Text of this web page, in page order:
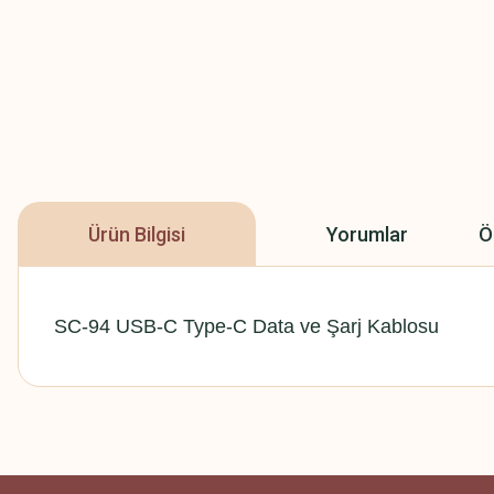
Ürün Bilgisi Yorumlar
SC-94 USB-C Type-C Data ve Şarj Kablosu